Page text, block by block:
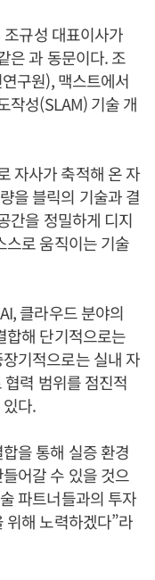
규성 대표이사가
은 과 동문이다. 조
구원), 맥스트에서
작성(SLAM) 기술 개
자사가 축적해 온 자
을 블릭의 기술과 결
간을 정밀하게 디지
스로 움직이는 기술
클라우드 분야의
합해 단기적으로는
기적으로는 실내 자
력 범위를 점진적
다.
을 통해 실증 환경
어갈 수 있을 것으
파트너들과의 투자
위해 노력하겠다”라